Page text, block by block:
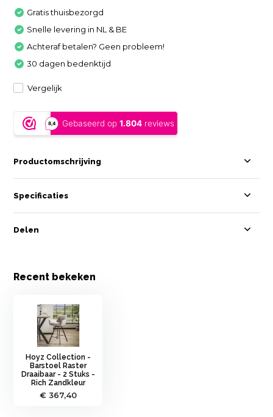
Gratis thuisbezorgd
Snelle levering in NL & BE
Achteraf betalen? Geen probleem!
30 dagen bedenktijd
Vergelijk
Productomschrijving
Specificaties
Delen
Recent bekeken
Hoyz Collection -
Barstoel Raster
Draaibaar - 2 Stuks -
Rich Zandkleur
€ 367,40